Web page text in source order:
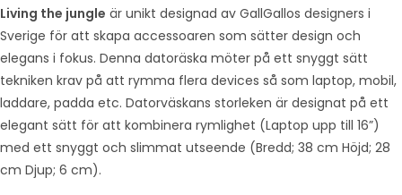
Living the jungle är unikt designad av GallGallos designers i
Sverige för att skapa accessoaren som sätter design och
elegans i fokus. Denna datoräska möter på ett snyggt sätt
tekniken krav på att rymma flera devices så som laptop, mobil,
laddare, padda etc. Datorväskans storleken är designat på ett
elegant sätt för att kombinera rymlighet (Laptop upp till 16”)
med ett snyggt och slimmat utseende (Bredd; 38 cm Höjd; 28
cm Djup; 6 cm).